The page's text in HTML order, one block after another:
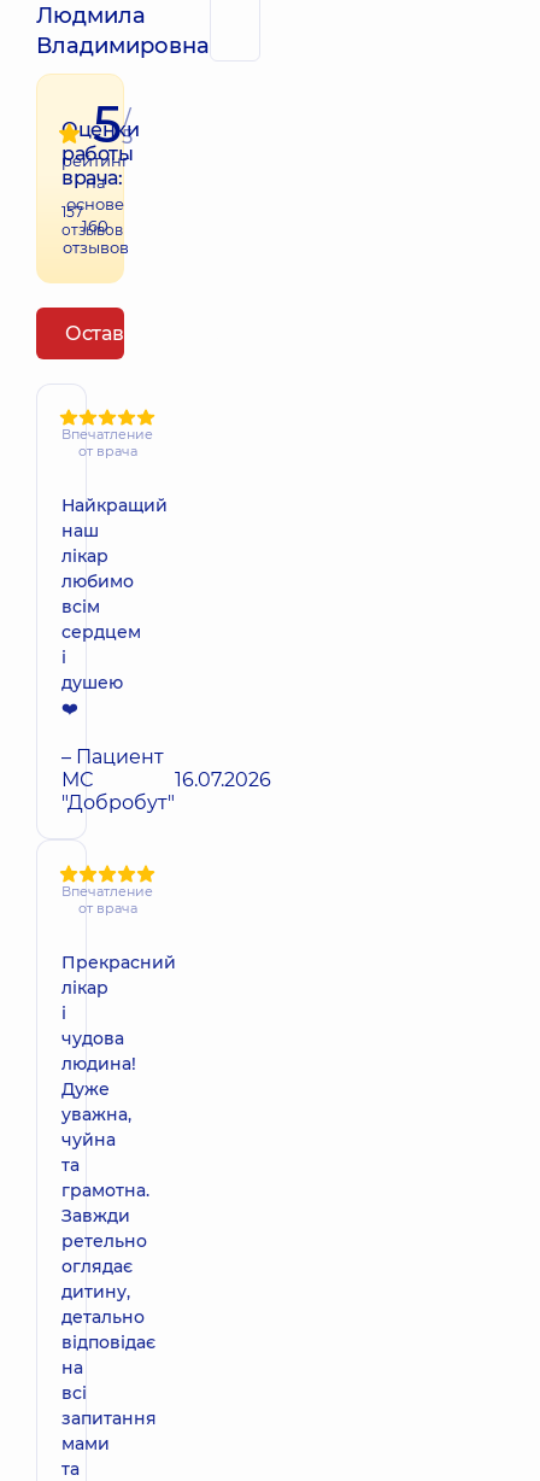
Людмила
Владимировна
Оценки
работы
врача:
157
отзывов
5/
5
рейтинг
на
основе
160
отзывов
Оставить отзыв
Впечатление
от врача
Найкращий
наш
лікар
любимо
всім
сердцем
і
душею
❤️
– Пациент
МС
"Добробут"
16.07.2026
Впечатление
от врача
Прекрасний
лікар
і
чудова
людина!
Дуже
уважна,
чуйна
та
грамотна.
Завжди
ретельно
оглядає
дитину,
детально
відповідає
на
всі
запитання
мами
та